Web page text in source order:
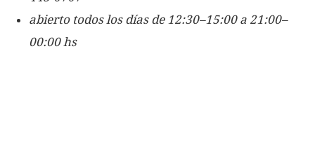
abierto todos los días de 12:30–15:00 a 21:00–
00:00 hs